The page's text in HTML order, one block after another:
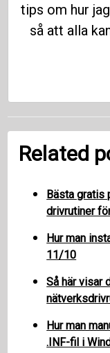
tips om hur
så att alla
Related
Bästa gratis
drivrutiner
Hur man
11/10
Så här visar
Hur man
.INF-fil i